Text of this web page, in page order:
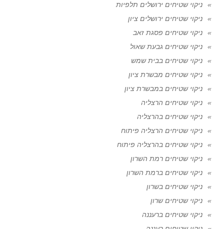
ניקוי שטיחים ירושלים תלפיות
ניקוי שטיחים ירושלים ציון
ניקוי שטיחים פסגת זאב
ניקוי שטיחים גבעת שאול
ניקוי שטיחים בבית שמש
ניקוי שטיחים מבשרת ציון
ניקוי שטיחים במבשרת ציון
ניקוי שטיחים הרצליה
ניקוי שטיחים בהרצליה
ניקוי שטיחים הרצליה פיתוח
ניקוי שטיחים בהרצליה פיתוח
ניקוי שטיחים רמת השרון
ניקוי שטיחים ברמת השרון
ניקוי שטיחים בשרון
ניקוי שטיחים שרון
ניקוי שטיחים ברעננה